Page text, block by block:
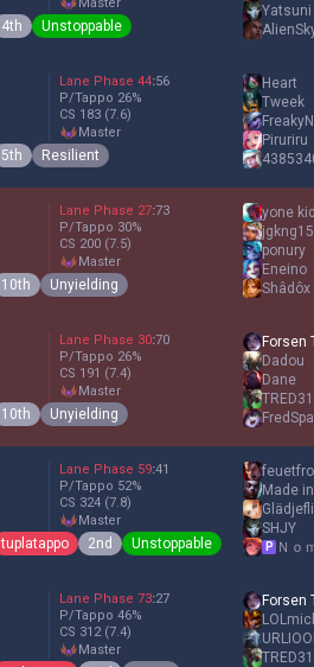
4th Unstoppable
Yatsuni
Lane Phase 44:56
P/Tappo 26%
CS 183 (7.6)
master
5th Resilient
Heart
Tweek
Piruriru
Lane Phase 27:73
P/Tappo 30%
CS 200 (7.5)
master
10th Unyielding
yone kid
ponury
Eneino
Shâdôx
Lane Phase 30:70
P/Tappo 26%
CS 191 (7.4)
master
10th Unyielding
Dadou
Dane
Lane Phase 59:41
P/Tappo 52%
CS 324 (7.8)
master
tuplatappo 2nd Unstoppable
SHJY
P
Lane Phase 73:27
P/Tappo 46%
CS 312 (7.4)
master